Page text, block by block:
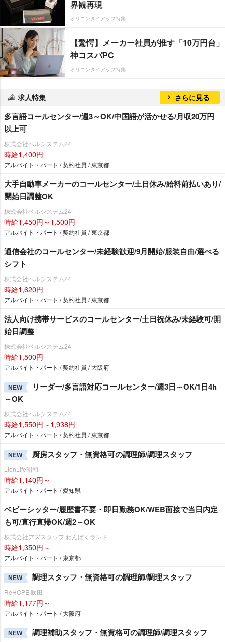
界観再現
オリコンタイアップ特集
【驚愕】メーカー社員が推す「10万円台」
神コスパPC
オリコンタイアップ特集
求人特集 さらに見る
多言語コールセンター/週3～OK/中国語が活かせる/月収20万円
以上可
株式会社ベルシステム24
時給1,400円
アルバイト・パート / 契約社員 / 東京都
大手自動車メーカーのコールセンター/土日休み/給料前払いあり/
開始日調整OK
株式会社ベルシステム24
時給1,450円～1,500円
アルバイト・パート / 契約社員 / 東京都
通信会社のコールセンター/未経験歓迎/9月開始/服装自由/選べる
シフト
株式会社ベルシステム24
時給1,620円
アルバイト・パート / 契約社員 / 東京都
法人向け携帯サービスのコールセンター/土日祝休み/未経験可/開
始日調整
株式会社ベルシステム24
時給1,500円
アルバイト・パート / 契約社員 / 大阪府
NEW
リーダー/多言語対応コールセンター/週3日～OK/1日4h
～OK
株式会社ベルシステム24
時給1,550円～1,938円
アルバイト・パート / 契約社員 / 東京都
NEW 厨房スタッフ・無資格可の調理師/調理スタッフ
LienLife昭和
時給1,140円～
アルバイト・パート / 愛知県
ベビーシッター/履歴書不要・即日勤務OK/WEB面接で当日内定
も可/直行直帰OK/週2～OK
株式会社アズスタッフ わんぱくランド
時給1,350円～
アルバイト・パート / 東京都
NEW 調理スタッフ・無資格可の調理師/調理スタッフ
ReHOPE 吹田
時給1,177円～
アルバイト・パート / 大阪府
NEW 調理補助スタッフ・無資格可の調理師/調理スタッフ